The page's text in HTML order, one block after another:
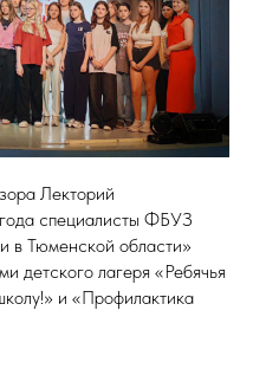
Лекторий
специалисты ФБУЗ
в Тюменской области»
детского лагеря «Ребячья
и «Профилактика